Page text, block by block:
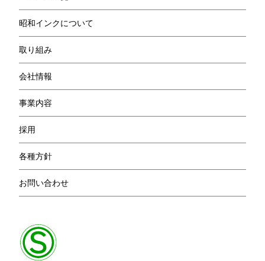
昭和インクについて
取り組み
会社情報
事業内容
採用
各種方針
お問い合わせ